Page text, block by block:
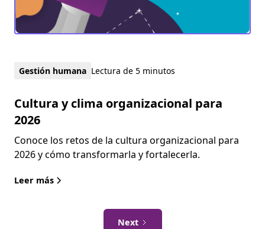
Gestión humana Lectura de 5 minutos
Cultura y clima organizacional para
2026
Conoce los retos de la cultura organizacional para
2026 y cómo transformarla y fortalecerla.
Leer más
Next